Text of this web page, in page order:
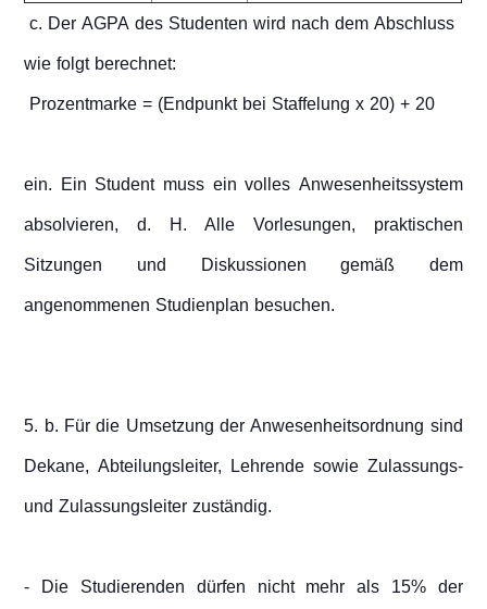
c. Der AGPA des Studenten wird nach dem Abschluss
wie folgt berechnet:
Prozentmarke = (Endpunkt bei Staffelung x 20) + 20
ein. Ein Student muss ein volles Anwesenheitssystem
absolvieren, d. H. Alle Vorlesungen, praktischen
Sitzungen und Diskussionen gemäß dem
angenommenen Studienplan besuchen.
5. b. Für die Umsetzung der Anwesenheitsordnung sind
Dekane, Abteilungsleiter, Lehrende sowie Zulassungs-
und Zulassungsleiter zuständig.
- Die Studierenden dürfen nicht mehr als 15% der